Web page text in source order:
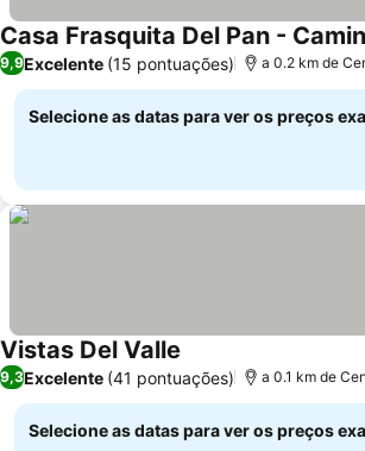
Casa Frasquita Del Pan -
9,9Excelente (15 pontuações) a 0.2 km de
Selecione as datas para ver os preços
Vistas Del Valle
9,3Excelente (41 pontuações) a 0.1 km de
Selecione as datas para ver os preços